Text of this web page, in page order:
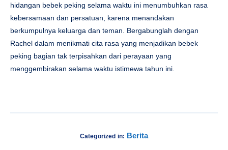
hidangan bebek peking selama waktu ini menumbuhkan rasa
kebersamaan dan persatuan, karena menandakan
berkumpulnya keluarga dan teman. Bergabunglah dengan
Rachel dalam menikmati cita rasa yang menjadikan bebek
peking bagian tak terpisahkan dari perayaan yang
menggembirakan selama waktu istimewa tahun ini.
Categorized in: Berita